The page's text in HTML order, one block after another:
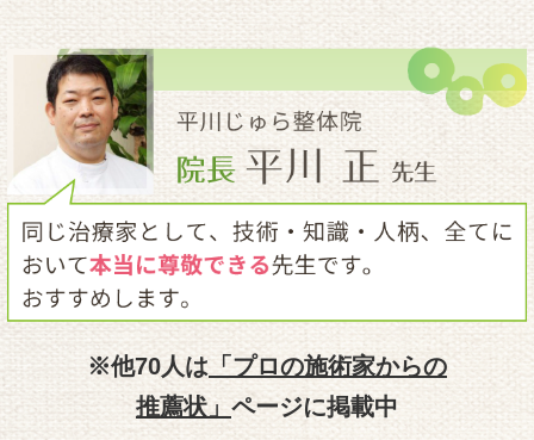
※他70人は 「プロの施術家からの
推薦状」ページに掲載中